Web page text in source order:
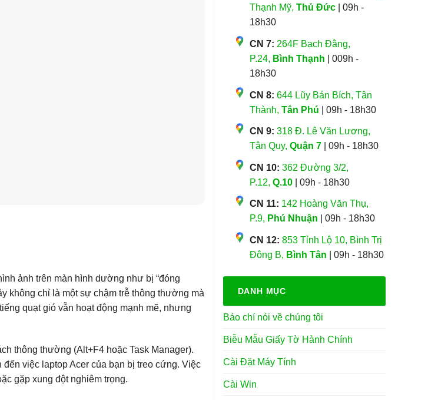
ảnh trên màn hình dường như bị “đóng
không chỉ là một sự chậm trễ thông thường mà
quạt gió vẫn hoạt động mạnh mẽ, nhưng
thông thường (Alt+F4 hoặc Task Manager).
việc laptop Acer của bạn bị treo cứng. Việc
gặp xung đột nghiêm trọng.
Thạnh Mỹ, Thủ Đức| 09h -
18h30
CN 7: 264F Bạch Đằng,
P.24, Bình Thạnh | 009h -
18h30
CN 8: 644 Lũy Bán Bích, Tân
Thành, Tân Phú | 09h - 18h30
CN 9: 318 Đ. Lê Văn Lương,
Tân Quy, Quận 7| 09h - 18h30
CN 10: 362 Đường 3/2,
P.12, Q.10| 09h - 18h30
CN 11: 142 Hoàng Văn Thụ,
P.9, Phú Nhuận | 09h - 18h30
CN 12: 853 Tỉnh Lộ 10, Bình Trị
Đông B, Bình Tân | 09h - 18h30
DANH MỤC
Báo chí nói về chúng tôi
Biễu Mẫu Giấy Tờ Hành Chính
Cài Đặt Máy Tính
Cài Win